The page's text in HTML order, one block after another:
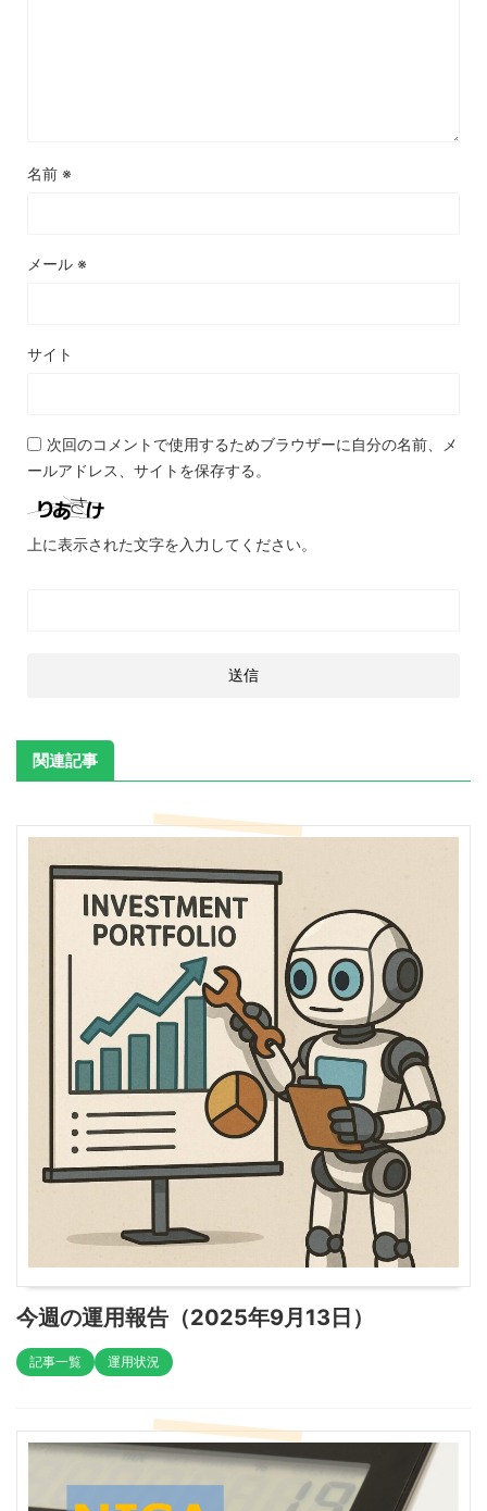
名前 ※
メール ※
サイト
次回のコメントで使用するためブラウザーに自分の名前、メ
ールアドレス、サイトを保存する。
上に表示された文字を入力してください。
関連記事
今週の運用報告（2025年9月13日）
記事一覧 運用状況